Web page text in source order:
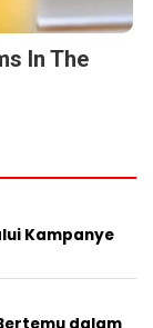
In The